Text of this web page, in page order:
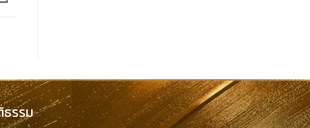
รรม